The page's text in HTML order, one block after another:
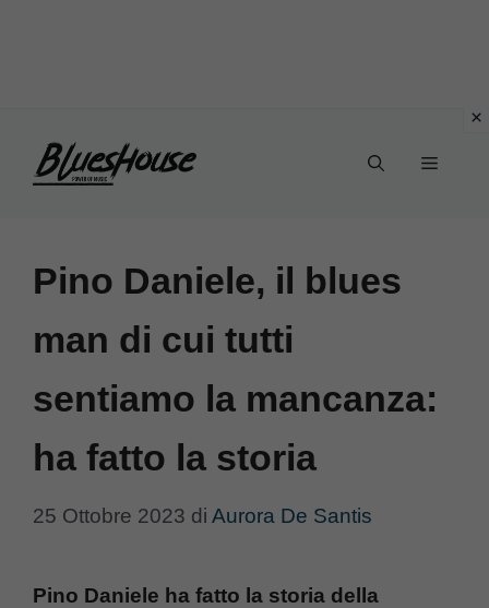
Menu
Pino Daniele, il blues
man di cui tutti
sentiamo la mancanza:
ha fatto la storia
25 Ottobre 2023 di Aurora De Santis
Pino Daniele ha fatto la storia della